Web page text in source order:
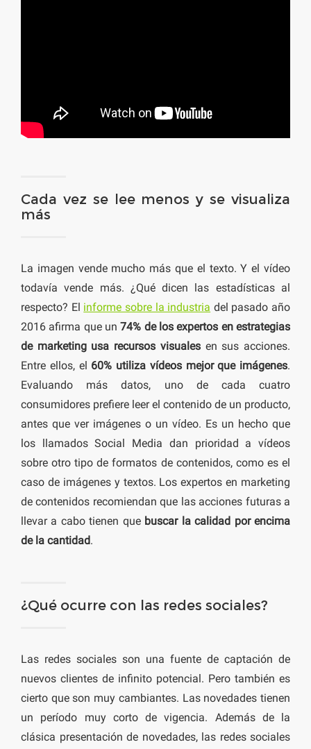
Cada vez se lee menos y se visualiza
más
La imagen vende mucho más que el texto. Y el vídeo
todavía vende más. ¿Qué dicen las estadísticas al
respecto? El informe sobre la industria del pasado año
2016 afirma que un74% de los expertos en estrategias
de marketing usa recursos visualesen sus acciones.
Entre ellos, el 60% utiliza vídeos mejor que imágenes.
Evaluando más datos, uno de cada cuatro
consumidores prefiere leer el contenido de un producto,
antes que ver imágenes o un vídeo. Es un hecho que
los llamados Social Media dan prioridad a vídeos
sobre otro tipo de formatos de contenidos, como es el
caso de imágenes y textos. Los expertos en marketing
de contenidos recomiendan que las acciones futuras a
llevar a cabo tienen que buscar la calidad por encima
de la cantidad.
¿Qué ocurre con las redes sociales?
Las redes sociales son una fuente de captación de
nuevos clientes de infinito potencial. Pero también es
cierto que son muy cambiantes. Las novedades tienen
un período muy corto de vigencia. Además de la
clásica presentación de novedades, las redes sociales